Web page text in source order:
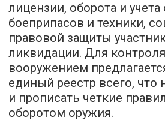
лицензии, оборота и учета
боеприпасов и техники,
правовой защиты
ликвидации. Для
вооружением
единый реестр всего, что
и прописать четкие
оборотом оружия.